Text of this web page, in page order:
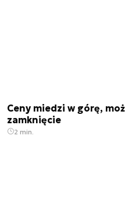
Ceny miedzi w górę,
zamknięcie
2 min.